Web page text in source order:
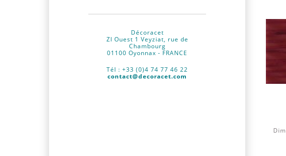
Décoracet
ZI Ouest 1 Veyziat, rue de
Chambourg
01100 Oyonnax - FRANCE
Tél : +33 (0)4 74 77 46 22
contact@decoracet.com